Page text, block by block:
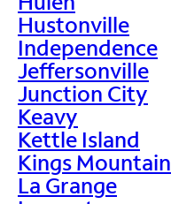
Hustonville
Independence
Jeffersonville
Junction City
Keavy
Kettle Island
Kings Mountain
La Grange